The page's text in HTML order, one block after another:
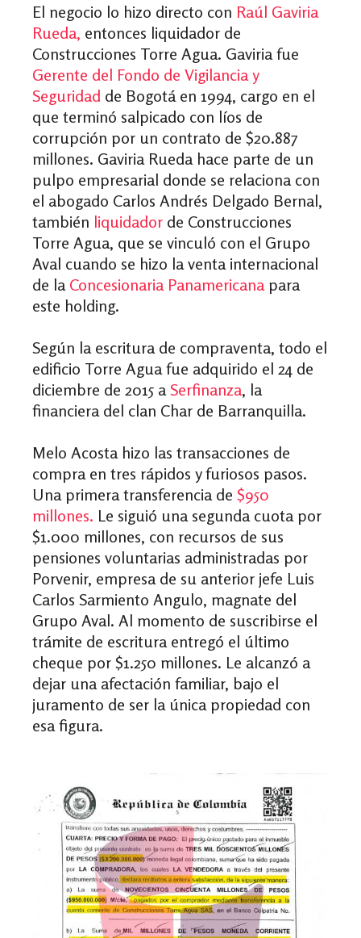
El negocio lo hizo directo con Raúl Gaviria
Rueda, entonces liquidador de
Construcciones Torre Agua. Gaviria fue
Gerente del Fondo de Vigilancia y
Seguridad de Bogotá en 1994, cargo en el
que terminó salpicado con líos de
corrupción por un contrato de $20.887
millones. Gaviria Rueda hace parte de un
pulpo empresarial donde se relaciona con
el abogado Carlos Andrés Delgado Bernal,
también liquidador de Construcciones
Torre Agua, que se vinculó con el Grupo
Aval cuando se hizo la venta internacional
de la Concesionaria Panamericana para
este holding.
Según la escritura de compraventa, todo el
edificio Torre Agua fue adquirido el 24 de
diciembre de 2015 a Serfinanza, la
financiera del clan Char de Barranquilla.
Melo Acosta hizo las transacciones de
compra en tres rápidos y furiosos pasos.
Una primera transferencia de $950
millones. Le siguió una segunda cuota por
$1.000 millones, con recursos de sus
pensiones voluntarias administradas por
Porvenir, empresa de su anterior jefe Luis
Carlos Sarmiento Angulo, magnate del
Grupo Aval. Al momento de suscribirse el
trámite de escritura entregó el último
cheque por $1.250 millones. Le alcanzó a
dejar una afectación familiar, bajo el
juramento de ser la única propiedad con
esa figura.